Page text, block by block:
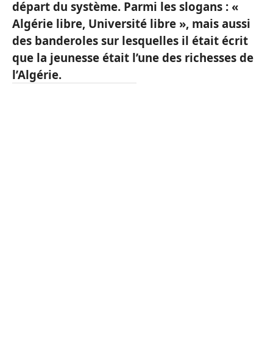
départ du système. Parmi les slogans : «
Algérie libre, Université libre », mais aussi
des banderoles sur lesquelles il était écrit
que la jeunesse était l’une des richesses de
l’Algérie.